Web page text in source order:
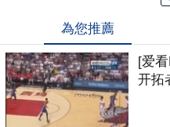
為您推薦
[爱
开拓